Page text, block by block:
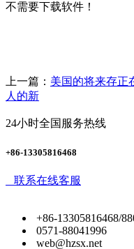
不需要下载软件！
上一篇： 美国的将来存正
人的新
24小时全国服务热线
+86-13305816468
联系在线客服
+86-13305816468/
0571-88041996
web@hzsx.net